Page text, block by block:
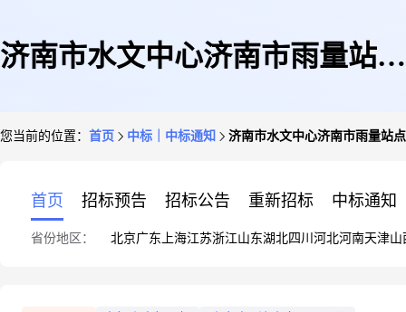
济南市水文中心济南市雨量站点
您当前的位置： 首页 中标｜中标通知 济南市水文中心济南市雨量站
首页 招标预告 招标公告 重新招标 中标通知
省份地区： 北京广东 上海江苏浙江山东湖北四川 河北河南天津山